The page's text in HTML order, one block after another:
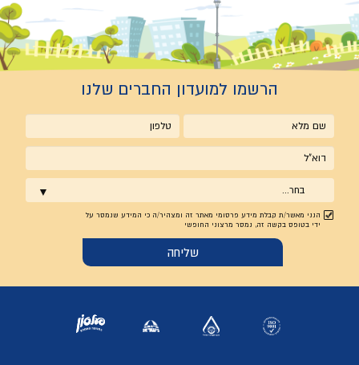
הרשמו למועדון החברים שלנו
שם
מלא
טלפון
אימייל
בחר...
הנני מאשר/ת קבלת מידע פרסומי מאתר זה ומצהיר/ה כי המידע שנמסר על
ידי בטופס בקשה זה, נמסר מרצוני החופשי